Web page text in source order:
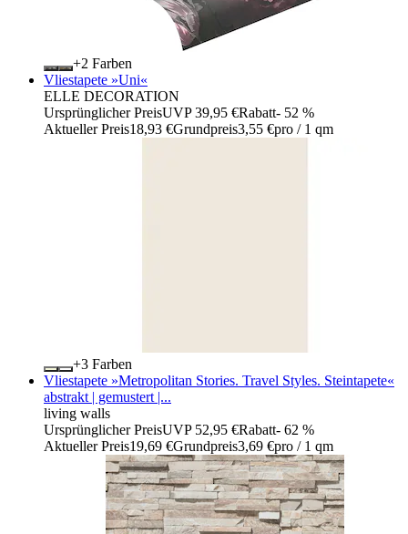
+
Farben
Vliestapete »Uni«
ELLE DECORATION
Ursprünglicher PreisUVP 39,95 €Rabatt- 52 %
Aktueller Preis18,93 €Grundpreis3,55 €pro / 1 qm
+
Farben
Vliestapete »Metropolitan Stories. Travel Styles. Steintapete«
abstrakt | gemustert |...
living walls
Ursprünglicher PreisUVP 52,95 €Rabatt- 62 %
Aktueller Preis19,69 €Grundpreis3,69 €pro / 1 qm